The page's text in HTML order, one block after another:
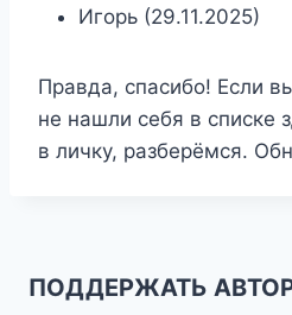
Игорь (29.11.2025)
Правда, спасибо! Если
не нашли себя в списке
в личку, разберёмся.
ПОДДЕРЖАТЬ